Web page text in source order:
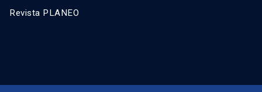
Revista PLANEO